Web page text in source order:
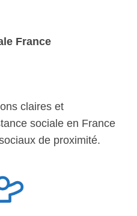
France
claires et
sociale en France
de proximité.